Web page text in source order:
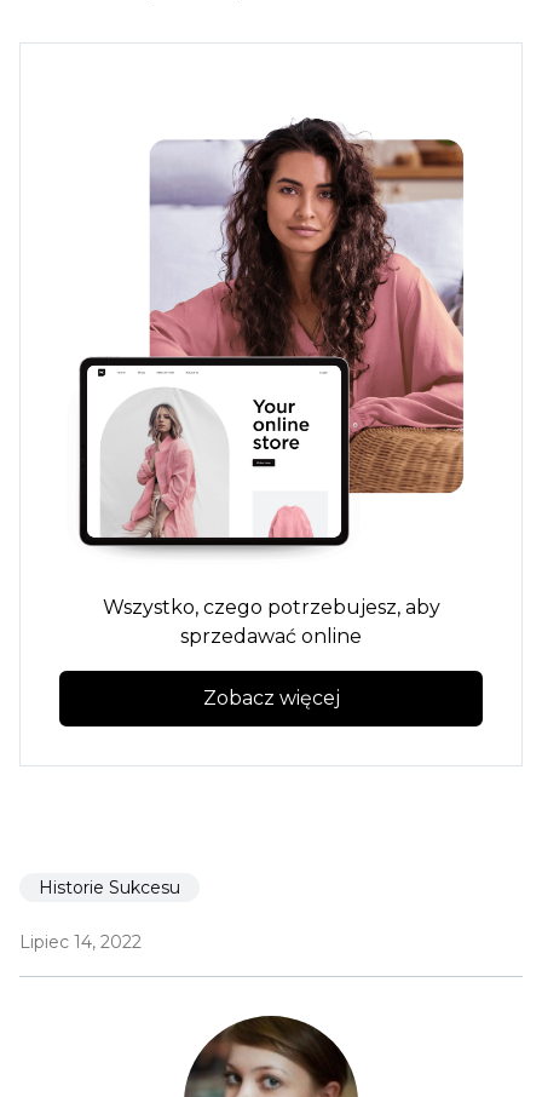
Wszystko, czego potrzebujesz, aby
sprzedawać online
Zobacz więcej
Historie Sukcesu
Lipiec 14, 2022